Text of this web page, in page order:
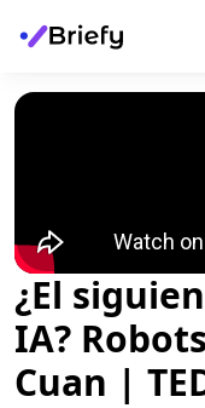
¿El
IA?
Cuan |